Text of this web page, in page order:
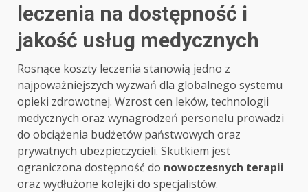
leczenia na dostępność i
jakość usług medycznych
Rosnące koszty leczenia stanowią jedno z
najpoważniejszych wyzwań dla globalnego systemu
opieki zdrowotnej. Wzrost cen leków, technologii
medycznych oraz wynagrodzeń personelu prowadzi
do obciążenia budżetów państwowych oraz
prywatnych ubezpieczycieli. Skutkiem jest
ograniczona dostępność do nowoczesnych terapii
oraz wydłużone kolejki do specjalistów.